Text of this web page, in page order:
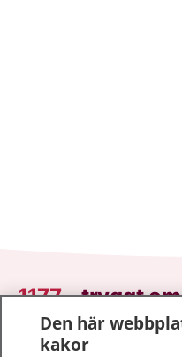
1177–tryggt
På 1177.se får du råd
Den här
kakor